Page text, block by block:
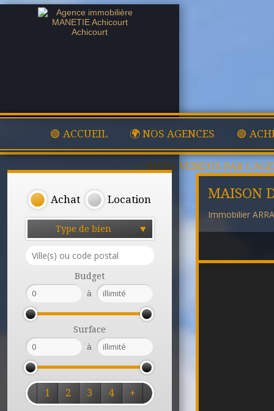
🟢 ACCUEIL 🌍 NOS AGENCES 🟢
✅ BIENS VENDUS PAR
Achat Location
Type de bien
Budget
à
Surface
à
1 2 3 4 +
MAISON
Immobilier